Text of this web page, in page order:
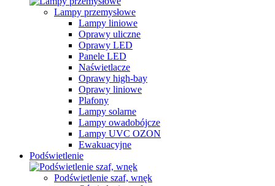
Lampy przemysłowe
Lampy liniowe
Oprawy uliczne
Oprawy LED
Panele LED
Naświetlacze
Oprawy high-bay
Oprawy liniowe
Plafony
Lampy solarne
Lampy owadobójcze
Lampy UVC OZON
Ewakuacyjne
Podświetlenie
Podświetlenie szaf, wnęk